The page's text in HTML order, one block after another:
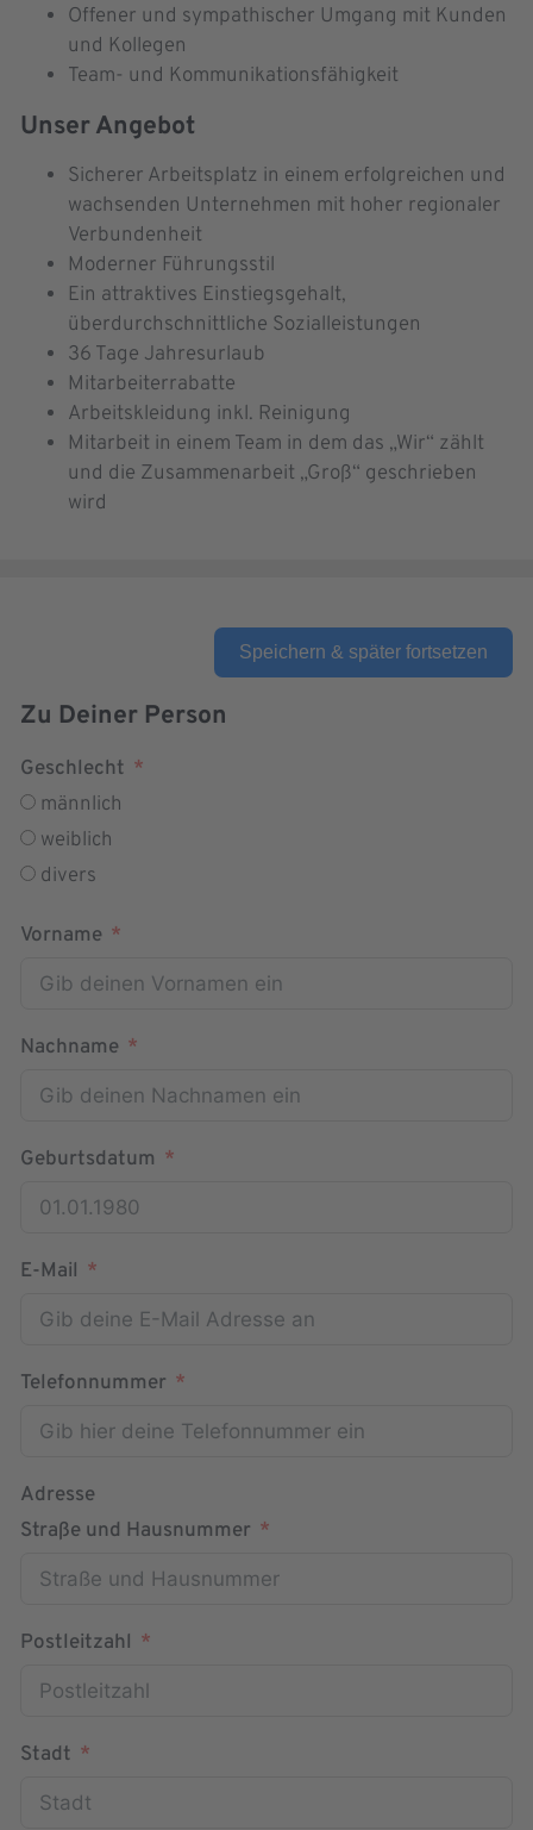
Offener und sympathischer Umgang mit Kunden
und Kollegen
Team- und Kommunikationsfähigkeit
Unser Angebot
Sicherer Arbeitsplatz in einem erfolgreichen und
wachsenden Unternehmen mit hoher regionaler
Verbundenheit
Moderner Führungsstil
Ein attraktives Einstiegsgehalt,
überdurchschnittliche Sozialleistungen
36 Tage Jahresurlaub
Mitarbeiterrabatte
Arbeitskleidung inkl. Reinigung
Mitarbeit in einem Team in dem das „Wir“ zählt
und die Zusammenarbeit „Groß“ geschrieben
wird
Speichern & später fortsetzen
Zu Deiner Person
Geschlecht
männlich
weiblich
divers
Vorname
Nachname
Geburtsdatum
E-Mail
Telefonnummer
Adresse
Straße und Hausnummer
Postleitzahl
Stadt